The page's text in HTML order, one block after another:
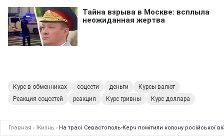
Курс в обменниках соцсети деньги
Курсы валют
Реакция соцсетей
реакция Курс гривны Курс доллара
Главная › Жизнь › На трасі Севастополь-Керч помітили колону російської